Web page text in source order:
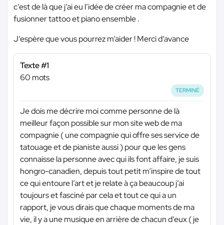
c’est de là que j’ai eu l’idée de créer ma compagnie et de
fusionner tattoo et piano ensemble .
J’espère que vous pourrez m’aider ! Merci d’avance
Texte #1
60 mots
TERMINÉ
Je dois me décrire moi comme personne de là
meilleur façon possible sur mon site web de ma
compagnie ( une compagnie qui offre ses service de
tatouage et de pianiste aussi ) pour que les gens
connaisse la personne avec qui ils font affaire, je suis
hongro-canadien, depuis tout petit m’inspire de tout
ce qui entoure l’art et je relate à ça beaucoup j’ai
toujours et fasciné par cela et tout ce qui a un
rapport, je vous dirais que chaque moments de ma
vie, il y a une musique en arrière de chacun d’eux ( je